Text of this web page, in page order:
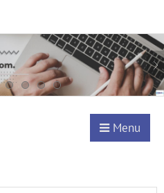
Menu